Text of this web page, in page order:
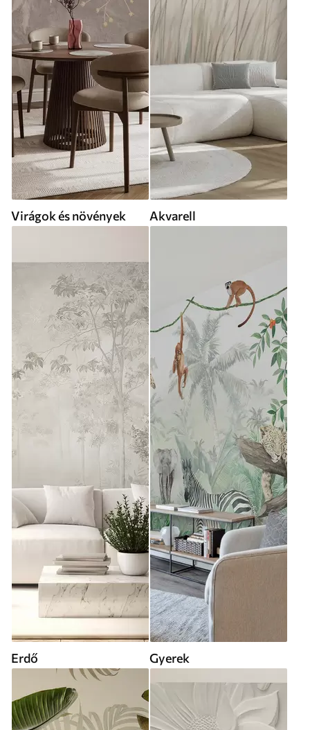
Virágok és növények Akvarell
Erdő Gyerek